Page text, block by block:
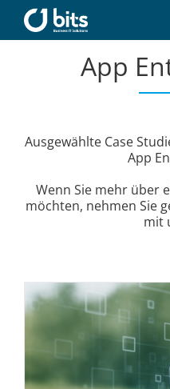
Inhalt
springen
Unsere Kompetenzen
Karriere
Kontakt
App
Ausgewählte Case
App
Wenn Sie mehr über
möchten, nehmen Sie
mit